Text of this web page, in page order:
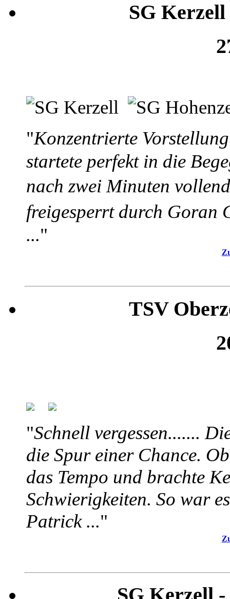
SG
"Konzentrierte
startete perfekt in die
nach zwei Minuten
freigesperrt durch
..."
TSV
"Schnell vergessen.......
die Spur einer Chance.
das Tempo und brachte
Schwierigkeiten. So war
Patrick ..."